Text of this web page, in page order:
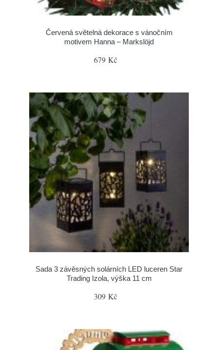
Červená světelná dekorace s vánočním
motivem Hanna – Markslöjd
679 Kč
Sada 3 závěsných solárních LED luceren Star
Trading Izola, výška 11 cm
309 Kč